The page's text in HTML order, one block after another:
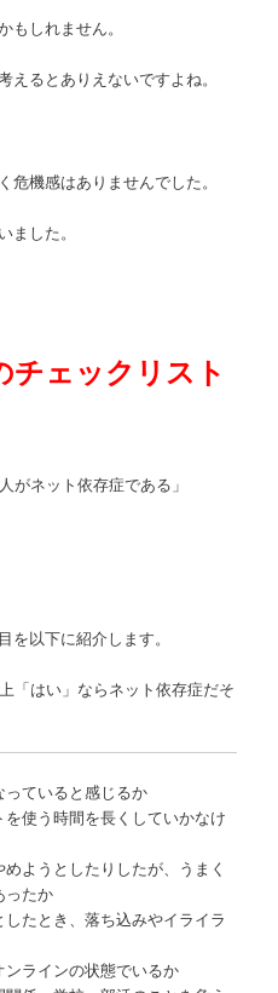
しれません。
えるとありえないですよね。
機感はありませんでした。
ました。
チェックリスト
人がネット依存症である」
を以下に紹介します。
「はい」ならネット依存症だそ
ていると感じるか
使う時間を長くしていかなけ
ようとしたりしたが、うまく
ったか
たとき、落ち込みやイライラ
ラインの状態でいるか